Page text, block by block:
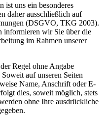
ist uns ein besonderes
daher ausschließlich auf
(DSGVO, TKG 2003).
informieren wir Sie über die
im Rahmen unserer
Regel ohne Angabe
auf unseren Seiten
Name, Anschrift oder E-
dies, soweit möglich, stets
ohne Ihre ausdrückliche